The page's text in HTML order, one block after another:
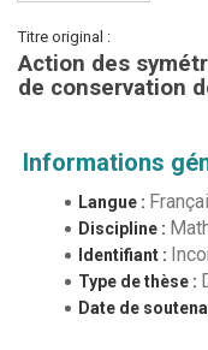
Titre original :
Action des
de conservation
Informations
Langue :
Discipline :
Identifiant :
Type de thèse :
Date de